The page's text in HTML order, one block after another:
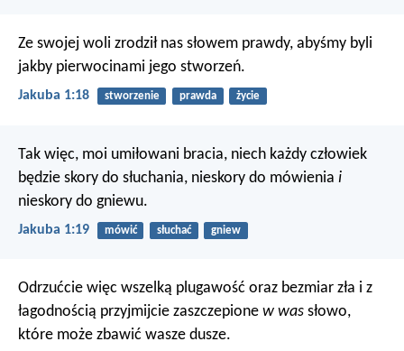
Ze swojej woli zrodził nas słowem prawdy, abyśmy byli
jakby pierwocinami jego stworzeń.
Jakuba 1:18 stworzenie prawda życie
Tak więc, moi umiłowani bracia, niech każdy człowiek
będzie skory do słuchania, nieskory do mówienia i
nieskory do gniewu.
Jakuba 1:19 mówić słuchać gniew
Odrzućcie więc wszelką plugawość oraz bezmiar zła i z
łagodnością przyjmijcie zaszczepione w was słowo,
które może zbawić wasze dusze.